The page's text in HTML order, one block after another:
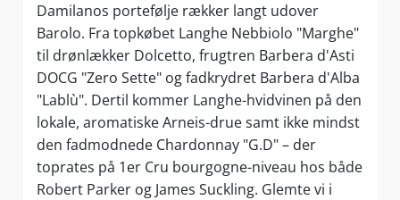
Damilanos portefølje rækker langt udover
Barolo. Fra topkøbet Langhe Nebbiolo "Marghe"
til drønlækker Dolcetto, frugtren Barbera d'Asti
DOCG "Zero Sette" og fadkrydret Barbera d'Alba
"Lablù". Dertil kommer Langhe-hvidvinen på den
lokale, aromatiske Arneis-drue samt ikke mindst
den fadmodnede Chardonnay "G.D" – der
toprates på 1er Cru bourgogne-niveau hos både
Robert Parker og James Suckling. Glemte vi i